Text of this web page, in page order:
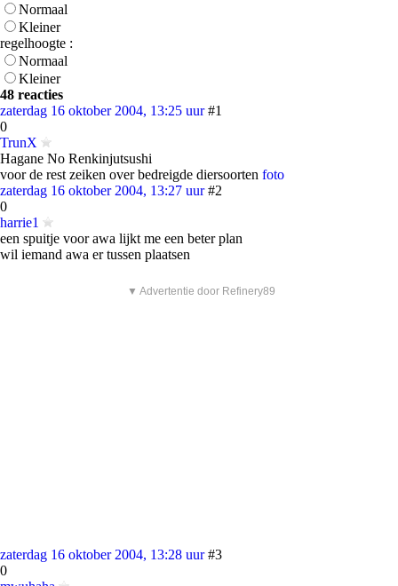
Normaal
Kleiner
regelhoogte :
Normaal
Kleiner
48 reacties
zaterdag 16 oktober 2004, 13:25 uur #1
0
TrunX
Hagane No Renkinjutsushi
voor de rest zeiken over bedreigde diersoorten foto
zaterdag 16 oktober 2004, 13:27 uur #2
0
harrie1
een spuitje voor awa lijkt me een beter plan
wil iemand awa er tussen plaatsen
▼ Advertentie door Refinery89
zaterdag 16 oktober 2004, 13:28 uur #3
0